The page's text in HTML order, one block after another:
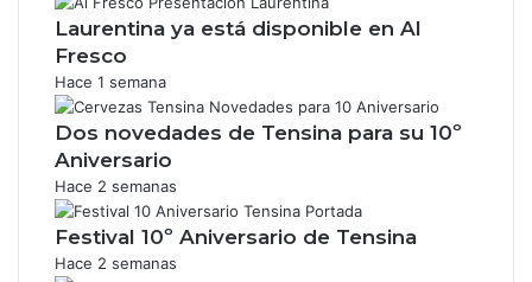
Laurentina ya está disponible en Al
Fresco
Hace 1 semana
Dos novedades de Tensina para su 10º
Aniversario
Hace 2 semanas
Festival 10º Aniversario de Tensina
Hace 2 semanas